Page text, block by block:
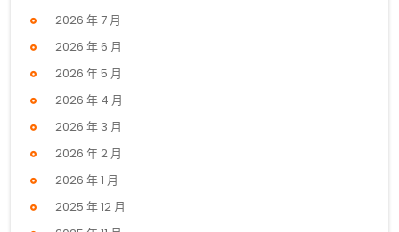
2026 年 7 月
2026 年 6 月
2026 年 5 月
2026 年 4 月
2026 年 3 月
2026 年 2 月
2026 年 1 月
2025 年 12 月